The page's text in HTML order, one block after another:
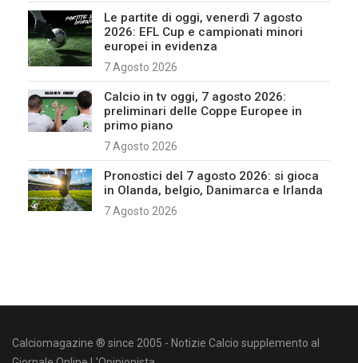
Le partite di oggi, venerdì 7 agosto
2026: EFL Cup e campionati minori
europei in evidenza
7 Agosto 2026
Calcio in tv oggi, 7 agosto 2026:
preliminari delle Coppe Europee in
primo piano
7 Agosto 2026
Pronostici del 7 agosto 2026: si gioca
in Olanda, belgio, Danimarca e Irlanda
7 Agosto 2026
Calciomagazine ® since 2005 - Notizie Calcio supplemento al